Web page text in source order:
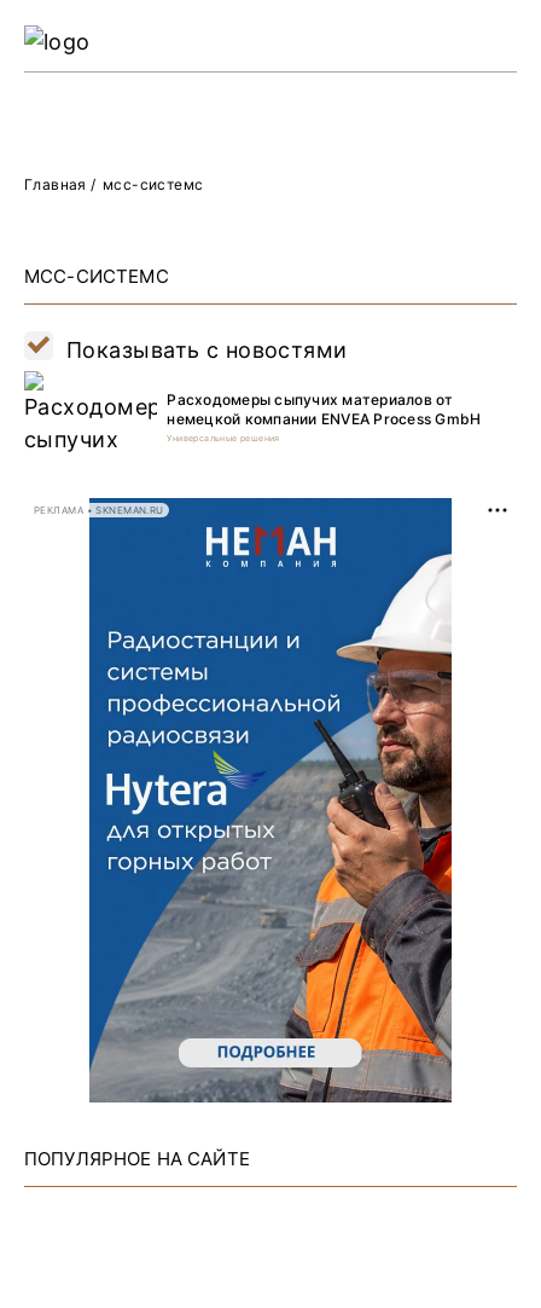
Главная / мсс-системс
МСС-СИСТЕМС
Показывать с новостями
Расходомеры сыпучих материалов от
немецкой компании ENVEA Process GmbH
Универсальные решения
РЕКЛАМА • SKNEMAN.RU
ПОПУЛЯРНОЕ НА САЙТЕ